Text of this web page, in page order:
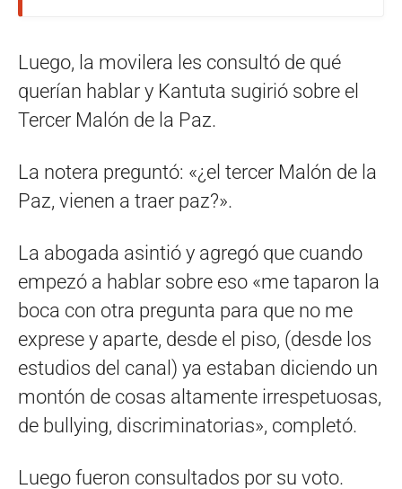
Luego, la movilera les consultó de qué
querían hablar y Kantuta sugirió sobre el
Tercer Malón de la Paz.
La notera preguntó: «¿el tercer Malón de la
Paz, vienen a traer paz?».
La abogada asintió y agregó que cuando
empezó a hablar sobre eso «me taparon la
boca con otra pregunta para que no me
exprese y aparte, desde el piso, (desde los
estudios del canal) ya estaban diciendo un
montón de cosas altamente irrespetuosas,
de bullying, discriminatorias», completó.
Luego fueron consultados por su voto.